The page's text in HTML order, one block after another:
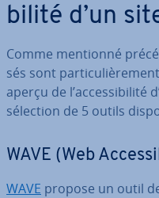
bi­lité d’un
Comme mentionné
sés sont
aperçu de l’ac­ces­si­bi­lité
sélection de 5 outils
WAVE (Web
WAVE propose un outil